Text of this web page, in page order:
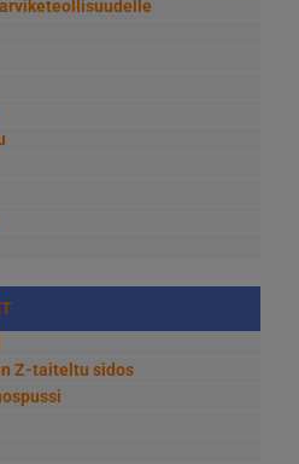
Z-taiteltu sidos